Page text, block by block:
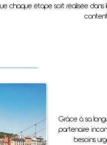
chaque étape soit réalisée
Grâce à sa
partenaire
besoins